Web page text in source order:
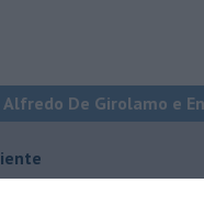
De Girolamo e
il 7 ottobre 2023